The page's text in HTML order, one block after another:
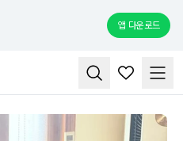
앱 다운로드